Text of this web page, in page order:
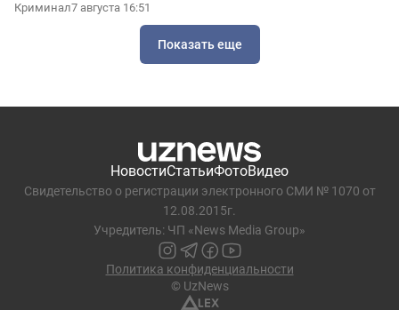
Криминал7 августа 16:51
Показать еще
НовостиСтатьиФотоВидео
Свидетельство о регистрации электронного СМИ № 1070 от
12.08.2015г.
Учредитель: ЧП «News Media Group»
Политика конфиденциальности
© UzNews